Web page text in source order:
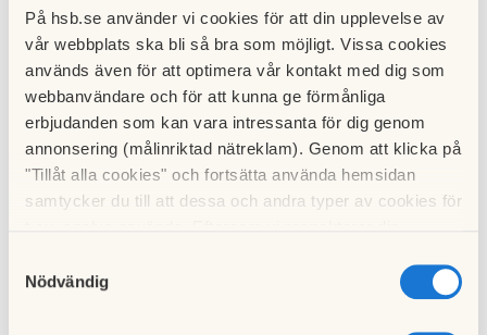
På hsb.se använder vi cookies för att din upplevelse av
vår webbplats ska bli så bra som möjligt. Vissa cookies
används även för att optimera vår kontakt med dig som
webbanvändare och för att kunna ge förmånliga
erbjudanden som kan vara intressanta för dig genom
annonsering (målinriktad nätreklam). Genom att klicka på
"Tillåt alla cookies" och fortsätta använda hemsidan
samtycker du till att dessa och andra typer av cookies för
cookies och välja att endast tillåta ett urval.
Nödvändig